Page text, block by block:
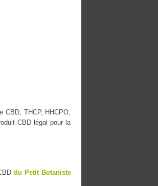
CBD, THCP, HHCPO,
CBD légal pour la
du Petit Botaniste